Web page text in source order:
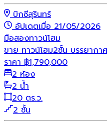
บิกซีสุรินทร์
อัปเดตเมื่อ 21/05/2026
มือสองทาวน์โฮม
ขาย ทาวน์โฮม2ชั้น บรรยากา
ราคา ฿1,790,000
2 ห้อง
2 น้ำ
20 ตร.ว.
2 ชั้น